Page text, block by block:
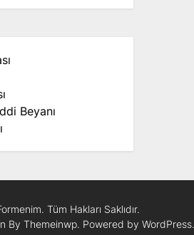
Beyanı
Tüm Hakları Saklıdır.
By Themeinwp. Powered by WordPress.